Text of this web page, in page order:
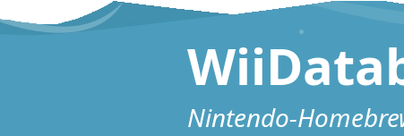
Zum Inhalt springen
Nintendo-